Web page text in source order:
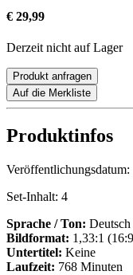
€ 29,99
Derzeit nicht auf Lager
Produkt anfragen
Auf die Merkliste
Produktinfos
Veröffentlichungsdatum:
Set-Inhalt: 4
Sprache / Ton:
Bildformat: 1,33:1
Untertitel: Keine
Laufzeit: 768 Minuten